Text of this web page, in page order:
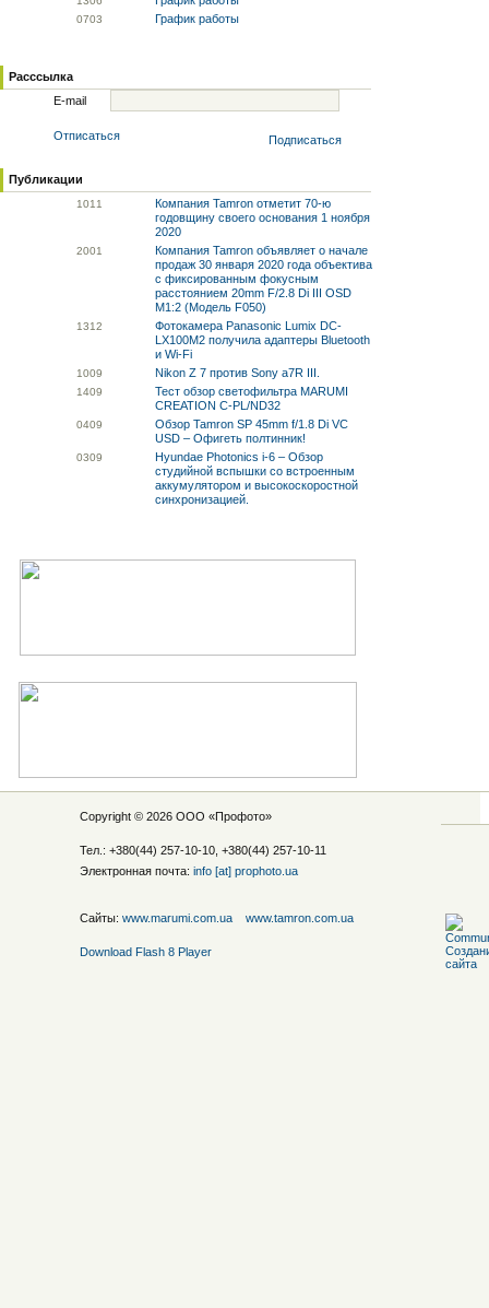
0703 График работы
Расссылка
E-mail
Отписаться Подписаться
Публикации
1011
Компания Tamron отметит 70-ю
годовщину своего основания 1 ноября
2020
2001
Компания Tamron объявляет о начале
продаж 30 января 2020 года объектива
с фиксированным фокусным
расстоянием 20mm F/2.8 Di III OSD
M1:2 (Модель F050)
1312
Фотокамера Panasonic Lumix DC-
LX100M2 получила адаптеры Bluetooth
и Wi-Fi
1009 Nikon Z 7 против Sony a7R III.
1409
Тест обзор светофильтра MARUMI
CREATION C-PL/ND32
0409
Обзор Tamron SP 45mm f/1.8 Di VC
USD – Офигеть полтинник!
0309
Hyundae Photonics i-6 – Обзор
студийной вспышки со встроенным
аккумулятором и высокоскоростной
синхронизацией.
Copyright © 2026 ООО «Профото»
Тел.: +380(44) 257-10-10, +380(44) 257-10-11
Электронная почта: info [at] prophoto.ua
Сайты: www.marumi.com.ua www.tamron.com.ua
Download Flash 8 Player